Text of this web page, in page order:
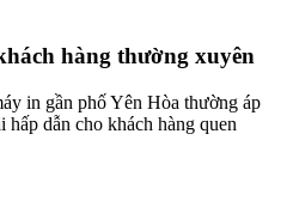
hàng thường xuyên
in gần phố Yên Hòa thường áp
dẫn cho khách hàng quen